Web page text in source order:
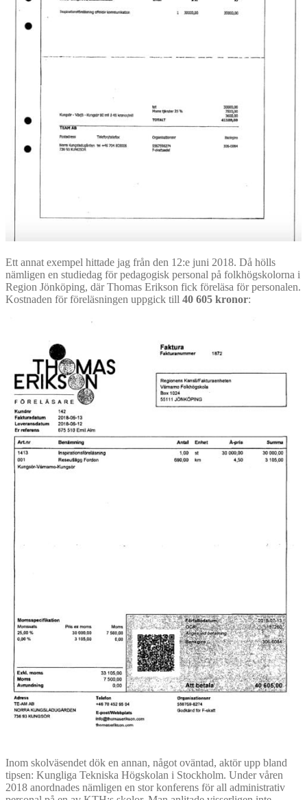
Ett annat exempel hittade jag från den 12:e juni 2018. Då hölls
nämligen en studiedag för pedagogisk personal på folkhögskolorna i
Region Jönköping, där Thomas Erikson fick föreläsa för personalen.
Kostnaden för föreläsningen uppgick till 40 605 kronor:
Inom skolväsendet dök en annan, något oväntad, aktör upp bland
tipsen: Kungliga Tekniska Högskolan i Stockholm. Under våren
2018 anordnades nämligen en stor konferens för all administrativ